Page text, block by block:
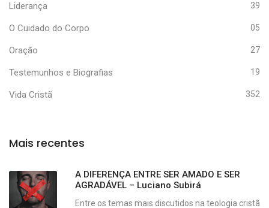
Liderança 39
O Cuidado do Corpo 05
Oração 27
Testemunhos e Biografias 19
Vida Cristã 352
Mais recentes
A DIFERENÇA ENTRE SER AMADO E SER
AGRADÁVEL – Luciano Subirá
Entre os temas mais discutidos na teologia cristã